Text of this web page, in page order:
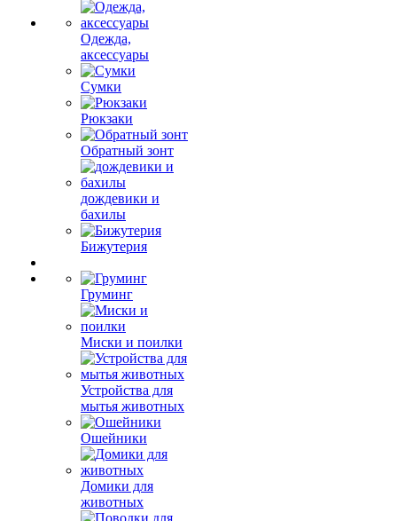
Одежда,
аксессуары
Сумки
Рюкзаки
Обратный зонт
дождевики и
бахилы
Бижутерия
Груминг
Миски и поилки
Устройства для
мытья животных
Ошейники
Домики для
животных